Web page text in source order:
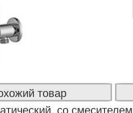
товар
со